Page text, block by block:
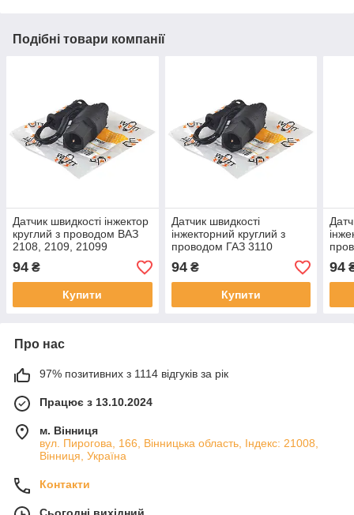
Подібні товари компанії
Датчик швидкості інжектор
круглий з проводом ВАЗ
2108, 2109, 21099
(311.3843)
94 ₴
Купити
Датчик швидкості
інжекторний круглий з
проводом ГАЗ 3110
(311.3843)
94₴
Купити
94
Про нас
97% позитивних з 1114 відгуків за рік
Працює з 13.10.2024
м. Вінниця
вул. Пирогова, 166, Вінницька область, Індекс: 21008,
Вінниця, Україна
Контакти